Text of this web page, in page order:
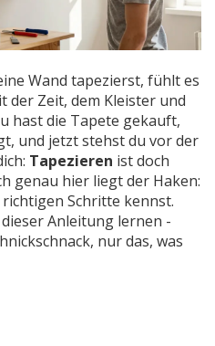
Wand tapezierst, fühlt es
der Zeit, dem Kleister und
hast die Tapete gekauft,
und jetzt stehst du vor der
Tapezieren ist doch
genau hier liegt der Haken:
Schritte kennst.
Anleitung lernen -
nur das, was